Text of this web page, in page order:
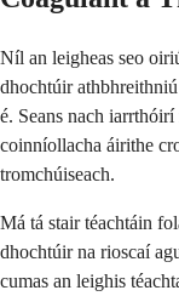
Níl an leigheas seo
dhochtúir
é. Seans nach
coinníollacha áirithe
tromchúiseach.
Má tá stair téachtáin
dhochtúir na rioscaí
cumas an leighis